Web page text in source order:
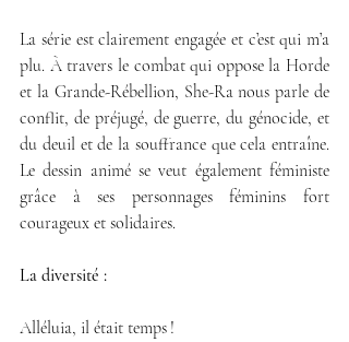
La série est clairement engagée et c’est qui m’a
plu. À travers le combat qui oppose la Horde
et la Grande-Rébellion, She-Ra nous parle de
conflit, de préjugé, de guerre, du génocide, et
du deuil et de la souffrance que cela entraîne.
Le dessin animé se veut également féministe
grâce à ses personnages féminins fort
courageux et solidaires.
La diversité :
Alléluia, il était temps !